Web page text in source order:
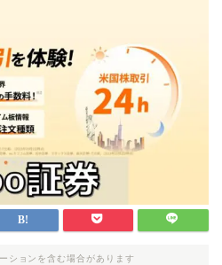
ションを含む場合があります